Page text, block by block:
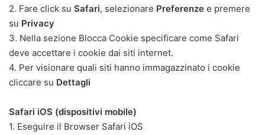
2. Fare click su Safari, selezionare Preferenze e premere
su Privacy
3. Nella sezione Blocca Cookie specificare come Safari
deve accettare i cookie dai siti internet.
4. Per visionare quali siti hanno immagazzinato i cookie
cliccare su Dettagli
Safari iOS (dispositivi mobile)
1. Eseguire il Browser Safari iOS